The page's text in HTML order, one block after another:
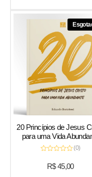
20 Princípios de Jesus
para uma Vida
(0)
R$45,00